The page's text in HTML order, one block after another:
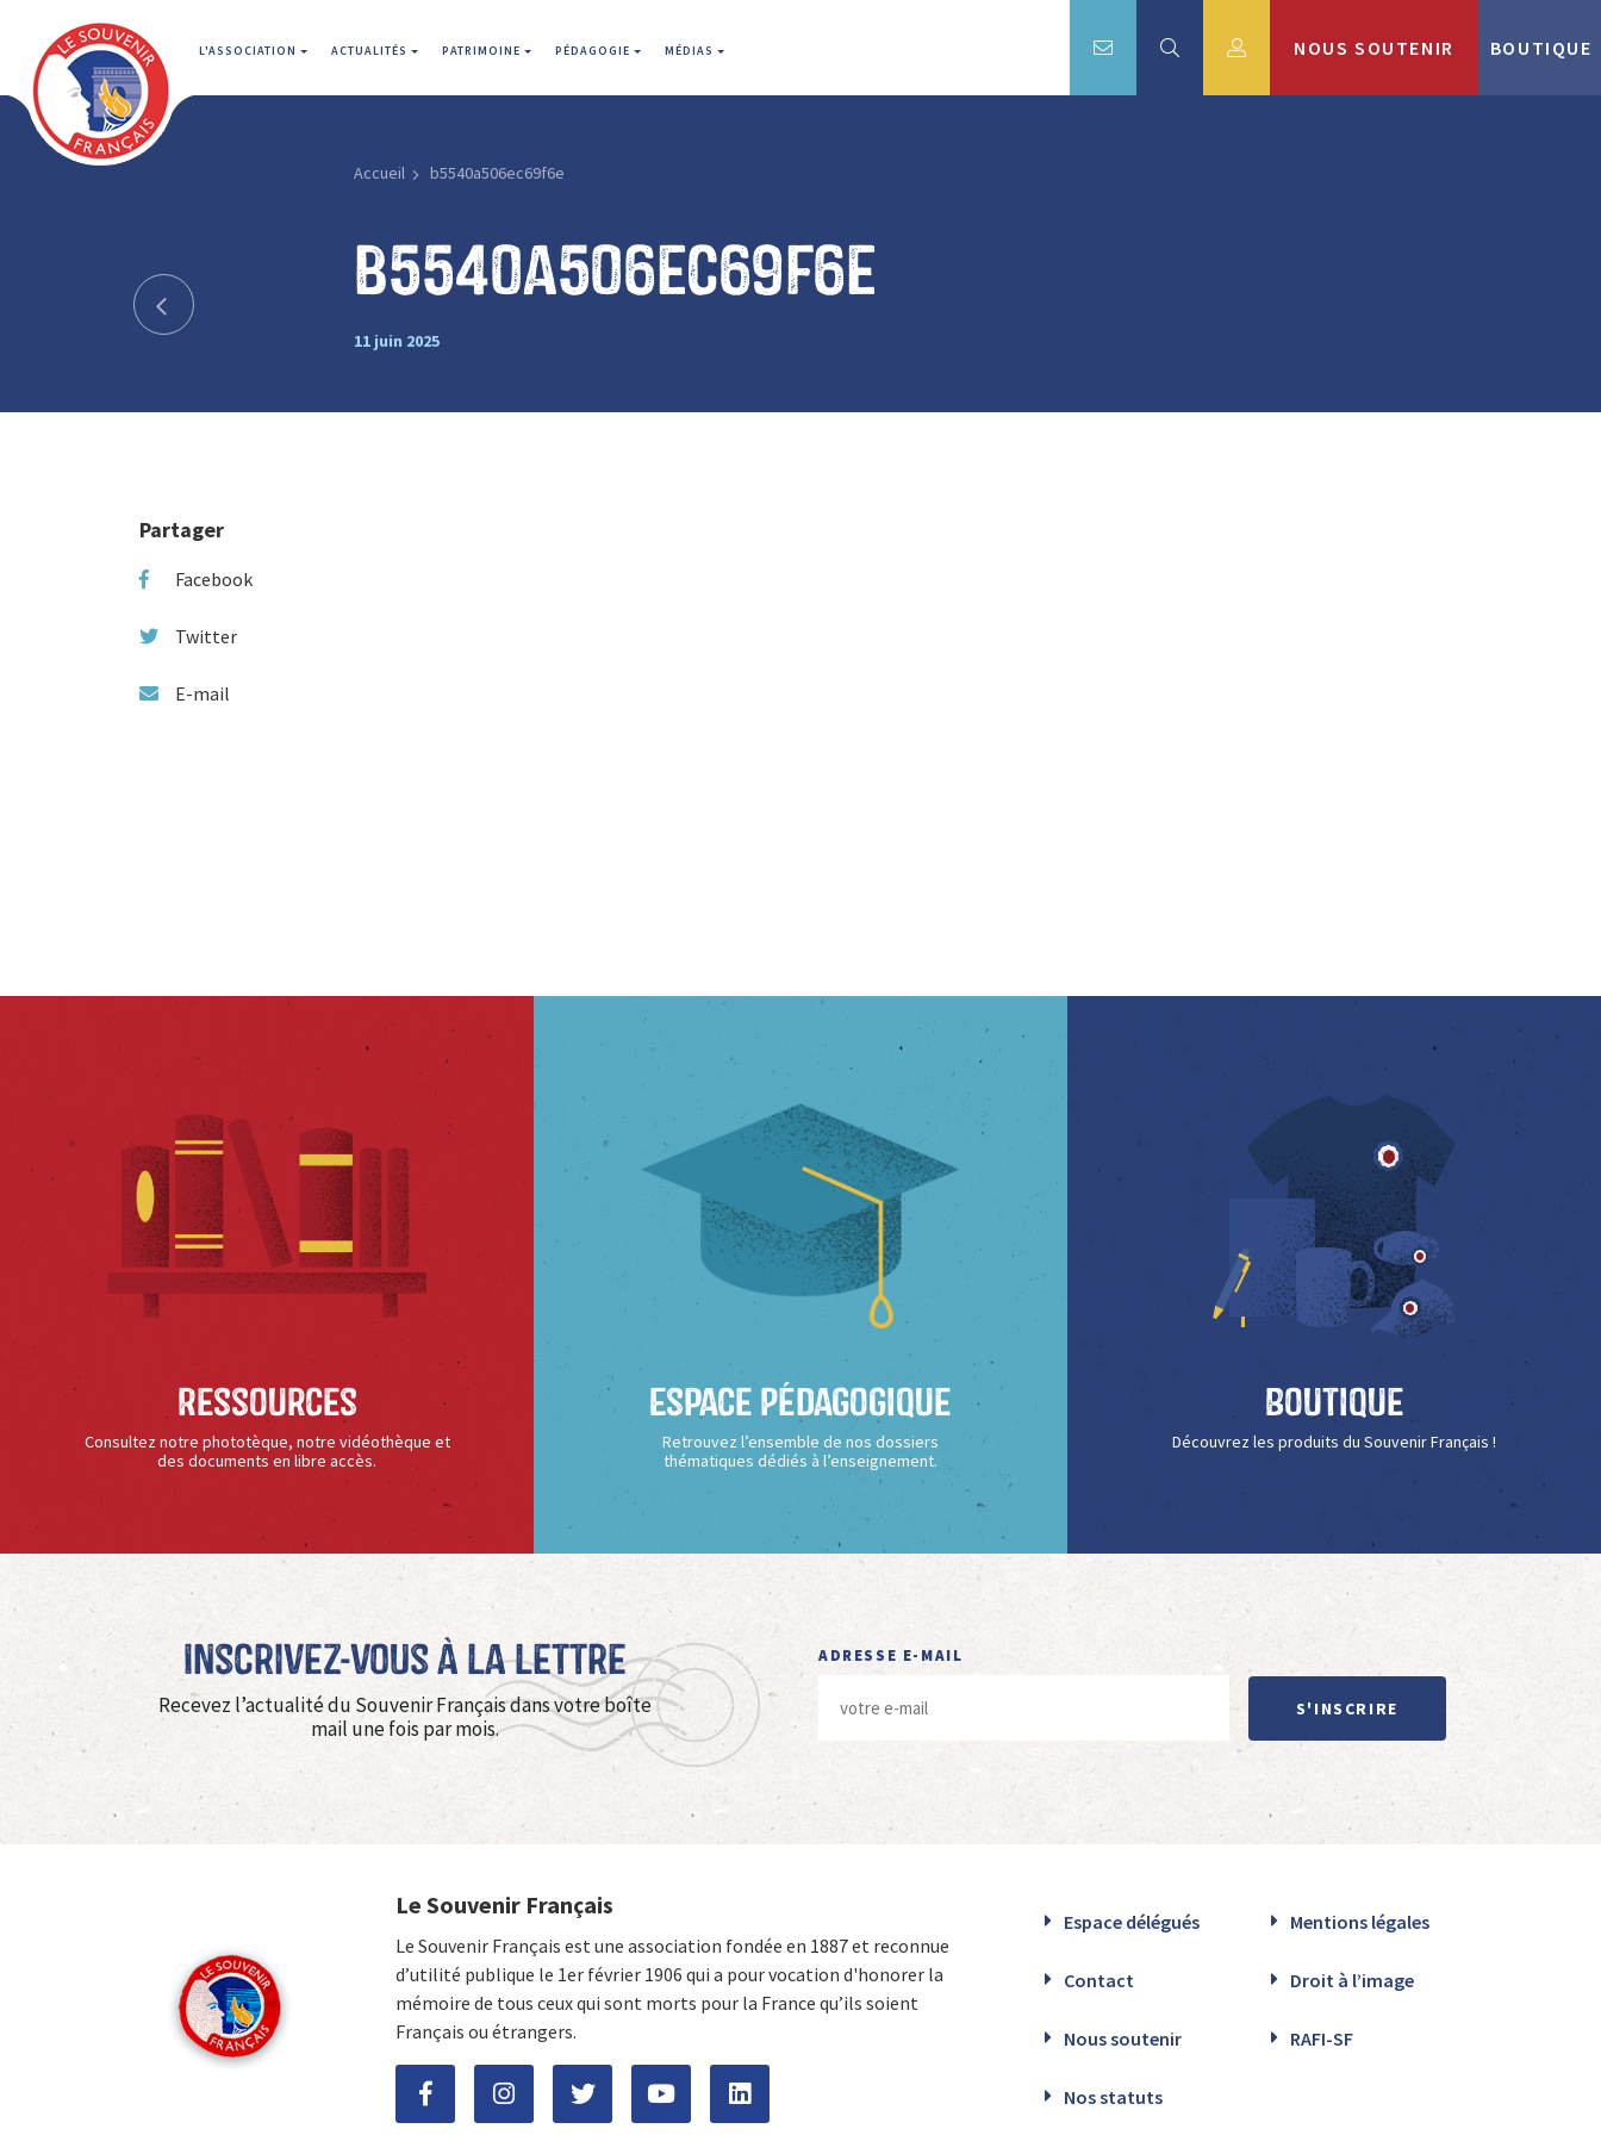
L'ASSOCIATION ACTUALITÉS PATRIMOINE PÉDAGOGIE MÉDIAS NOUS SOUTENIR BOUTIQUE
Accueil b5540a506ec69f6e
b5540a506ec69f6e
11 juin 2025
Partager
Facebook
Twitter
E-mail
Ressources
Consultez notre phototèque, notre vidéothèque et
des documents en libre accès.
Espace Pédagogique
Retrouvez l’ensemble de nos dossiers
thématiques dédiés à l’enseignement.
Boutique
Découvrez les produits du Souvenir Français !
Inscrivez-vous à La Lettre
Recevez l’actualité du Souvenir Français dans votre boîte
mail une fois par mois.
ADRESSE E-MAIL
S'INSCRIRE
Le Souvenir Français
Le Souvenir Français est une association fondée en 1887 et reconnue
d’utilité publique le 1er février 1906 qui a pour vocation d'honorer la
mémoire de tous ceux qui sont morts pour la France qu’ils soient
Français ou étrangers.
Espace délégués Mentions légales
Contact Droit à l’image
Nous soutenir RAFI-SF
Nos statuts